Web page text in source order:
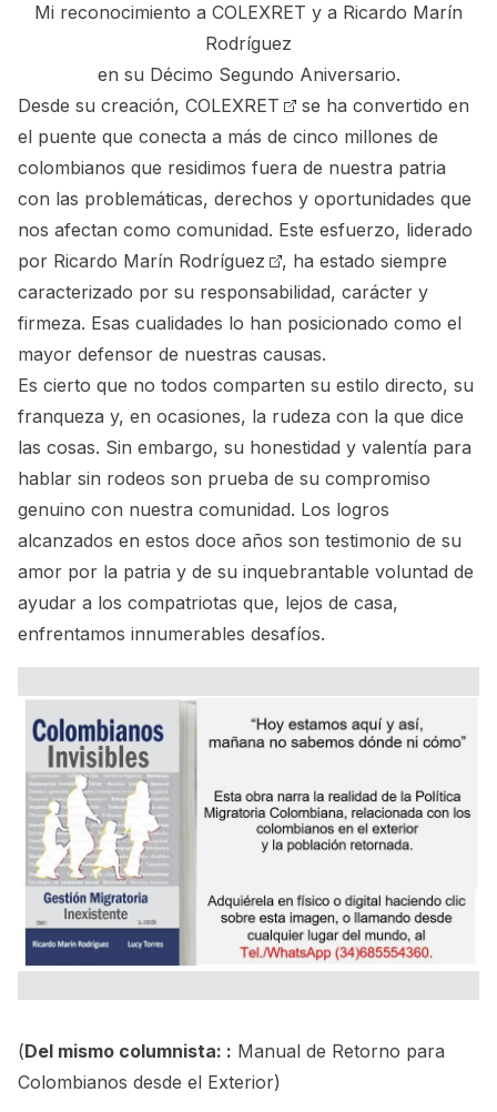
Mi reconocimiento a COLEXRET y a Ricardo Marín
Rodríguez
en su Décimo Segundo Aniversario.
Desde su creación, COLEXRET
se ha convertido en
el puente que conecta a más de cinco millones de
colombianos que residimos fuera de nuestra patria
con las problemáticas, derechos y oportunidades que
nos afectan como comunidad. Este esfuerzo, liderado
por Ricardo Marín Rodríguez
, ha estado siempre
caracterizado por su responsabilidad, carácter y
firmeza. Esas cualidades lo han posicionado como el
mayor defensor de nuestras causas.
Es cierto que no todos comparten su estilo directo, su
franqueza y, en ocasiones, la rudeza con la que dice
las cosas. Sin embargo, su honestidad y valentía para
hablar sin rodeos son prueba de su compromiso
genuino con nuestra comunidad. Los logros
alcanzados en estos doce años son testimonio de su
amor por la patria y de su inquebrantable voluntad de
ayudar a los compatriotas que, lejos de casa,
enfrentamos innumerables desafíos.
(Del mismo columnista: : Manual de Retorno para
Colombianos desde el Exterior)